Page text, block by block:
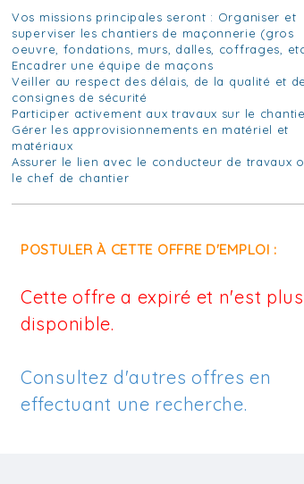
Vos missions principales seront : Organiser et
superviser les chantiers de maçonnerie (gros
oeuvre, fondations, murs, dalles, coffrages,
Encadrer une équipe de maçons
Veiller au respect des délais, de la qualité et
consignes de sécurité
Participer activement aux travaux sur le
Gérer les approvisionnements en matériel et
matériaux
Assurer le lien avec le conducteur de travaux
le chef de chantier
POSTULER À CETTE OFFRE D'EMPLOI :
Cette offre a expiré et n'est plus
disponible.
Consultez d'autres offres en
effectuant une recherche.